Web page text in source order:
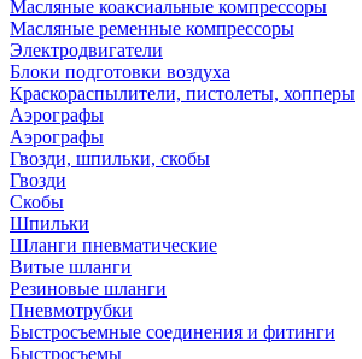
Масляные коаксиальные компрессоры
Масляные ременные компрессоры
Электродвигатели
Блоки подготовки воздуха
Краскораспылители, пистолеты, хопперы
Аэрографы
Аэрографы
Гвозди, шпильки, скобы
Гвозди
Скобы
Шпильки
Шланги пневматические
Витые шланги
Резиновые шланги
Пневмотрубки
Быстросъемные соединения и фитинги
Быстросъемы